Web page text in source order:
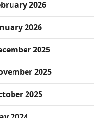
2026
2026
2025
2025
2025